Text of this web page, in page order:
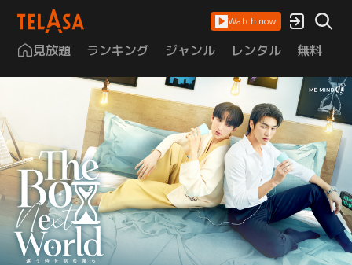
Watch now
見放題 ランキング ジャンル レンタル 無料